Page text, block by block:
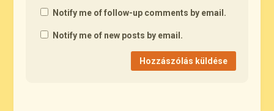
Notify me of follow-up comments by email.
Notify me of new posts by email.